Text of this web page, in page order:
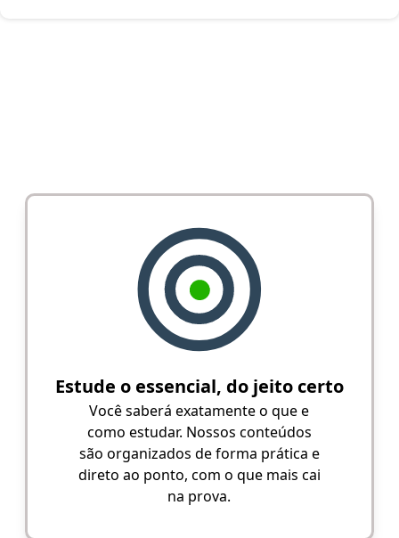
Estude o essencial, do jeito certo
Você saberá exatamente o que e
como estudar. Nossos conteúdos
são organizados de forma prática e
direto ao ponto, com o que mais cai
na prova.